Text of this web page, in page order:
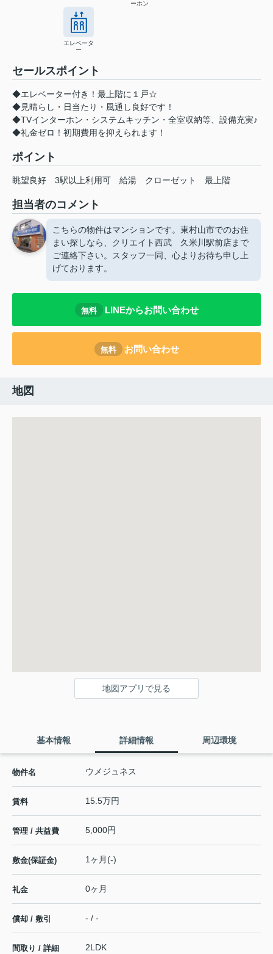
ーホン
エレベータ
ー
セールスポイント
◆エレベーター付き！最上階に１戸☆
◆見晴らし・日当たり・風通し良好です！
◆TVインターホン・システムキッチン・全室収納等、設備充実♪
◆礼金ゼロ！初期費用を抑えられます！
ポイント
眺望良好 3駅以上利用可 給湯 クローゼット 最上階
担当者のコメント
こちらの物件はマンションです。東村山市でのお住
まい探しなら、クリエイト西武 久米川駅前店まで
ご連絡下さい。スタッフ一同、心よりお待ち申し上
げております。
無料 LINEからお問い合わせ
無料 お問い合わせ
地図
地図アプリで見る
基本情報 詳細情報 周辺環境
物件名 ウメジュネス
賃料 15.5万円
管理 / 共益費 5,000円
敷金(保証金) 1ヶ月(-)
礼金 0ヶ月
償却 / 敷引 - / -
間取り / 詳細
2LDK